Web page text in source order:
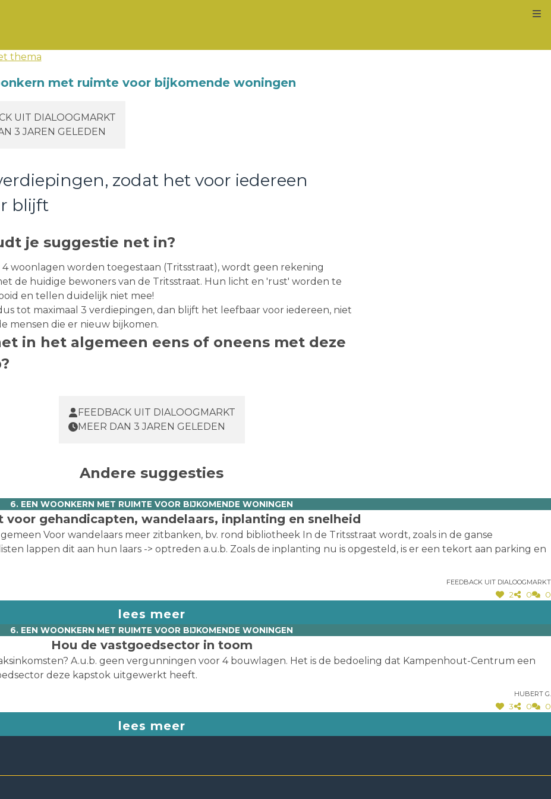
thema
met ruimte voor bijkomende woningen
UIT DIALOOGMARKT
3 JAREN GELEDEN
zodat het voor iedereen
blijft
je suggestie net in?
4 woonlagen worden toegestaan (Tritsstraat), wordt geen rekening
de huidige bewoners van de Tritsstraat. Hun licht en 'rust' worden te
en tellen duidelijk niet mee!
tot maximaal 3 verdiepingen, dan blijft het leefbaar voor iedereen, niet
mensen die er nieuw bijkomen.
in het algemeen eens of oneens met deze
FEEDBACK UIT DIALOOGMARKT
MEER DAN 3 JAREN GELEDEN
Andere suggesties
6. EEN WOONKERN MET RUIMTE VOOR BIJKOMENDE WONINGEN
voor gehandicapten, wandelaars, inplanting en snelheid
Voor wandelaars meer zitbanken, bv. rond bibliotheek In de Tritsstraat wordt, zoals in de ganse
lappen dit aan hun laars -> optreden a.u.b. Zoals de inplanting nu is opgesteld, is er een tekort aan parking en
Feedback uit dialoogmarkt
2 0 0
lees meer
6. EEN WOONKERN MET RUIMTE VOOR BIJKOMENDE WONINGEN
Hou de vastgoedsector in toom
A.u.b. geen vergunningen voor 4 bouwlagen. Het is de bedoeling dat Kampenhout-Centrum een
deze kapstok uitgewerkt heeft.
Hubert G.
3 0 0
lees meer